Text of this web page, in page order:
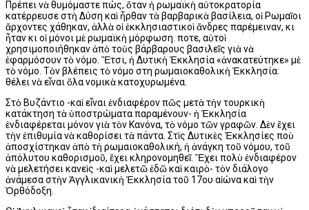
Πρέπει νὰ θυμόμαστε πώς, ὅταν ἡ ρωμαϊκὴ αὐτοκρατορία
κατέρρευσε στὴ Δύση καὶ ἦρθαν τὰ βαρβαρικὰ βασίλεια, οἱ Ρωμαῖοι
ἄρχοντες χάθηκαν, ἀλλὰ οἱ ἐκκλησιαστικοὶ ἄνδρες παρέμειναν, κι
ἦταν κι οἱ μόνοι μὲ ρωμαϊκὴ μόρφωση. Ὅποτε, αὐτοὶ
χρησιμοποιήθηκαν ἀπὸ τοὺς βάρβαρους βασιλεῖς γιὰ νὰ
ἐφαρμόσουν τὸ νόμο. Ἔτσι, ἡ Δυτικὴ Ἐκκλησία «ἀνακατεύτηκε» μὲ
τὸ νόμο. Τὸν βλέπεις τὸ νόμο στη ρωμαιοκαθολικὴ Ἐκκλησία:
θέλει νὰ εἶναι ὅλα νομικὰ κατοχυρωμένα.
Στὸ Βυζάντιο -καὶ εἶναι ἐνδιαφέρον πῶς μετὰ τὴν τουρκικὴ
κατάκτηση τὰ ὑποστρώματα παραμένουν- ἡ Ἐκκλησία
ἐνδιαφέρεται μόνον γιὰ τὸν Κανόνα, τὸ νόμο τῶν γραφῶν. Δὲν ἔχει
τὴν ἐπιθυμία νὰ καθορίσει τὰ πάντα. Στὶς Δυτικὲς Ἐκκλησίες ποὺ
ἀποσχίστηκαν ἀπὸ τὴ ρωμαιοκαθολική, ἡ ἀνάγκη τοῦ νόμου, τοῦ
ἀπόλυτου καθορισμοῦ, ἔχει κληρονομηθεῖ. Ἔχει πολὺ ἐνδιαφέρον
νὰ μελετήσει κανεὶς -καὶ μελετῶ ἐδῶ καὶ καιρὸ- τὸν διάλογο
ἀνάμεσα στὴν Ἀγγλικανικὴ Ἐκκλησία τοῦ 17ου αἰώνα καὶ τὴν
Ὀρθόδοξη.